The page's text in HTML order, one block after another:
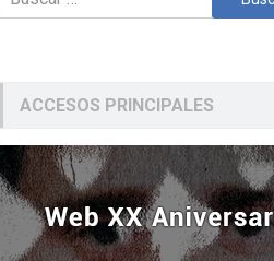
ACCESOS PRINCIPALES